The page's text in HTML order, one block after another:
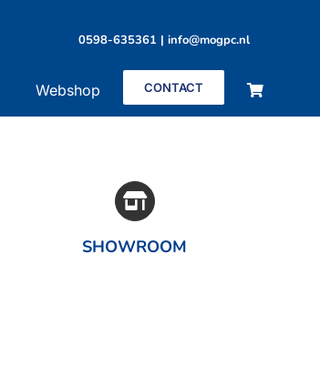
0598-635361 | info@mogpc.nl
Webshop CONTACT
SHOWROOM